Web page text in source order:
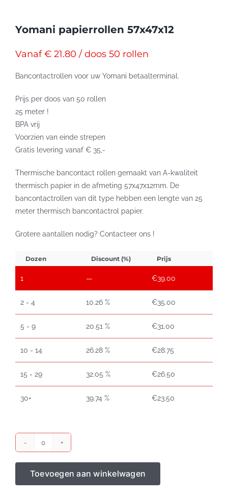
Yomani papierrollen 57x47x12
Vanaf € 21.80 / doos 50 rollen
Bancontactrollen voor uw Yomani betaalterminal.
Prijs per doos van 50 rollen
25 meter !
BPA vrij
Voorzien van einde strepen
Gratis levering vanaf € 35,-
Thermische bancontact rollen gemaakt van A-kwaliteit
thermisch papier in de afmeting 57x47x12mm. De
bancontactrollen van dit type hebben een lengte van 25
meter thermisch bancontactrol papier.
Grotere aantallen nodig? Contacteer ons !
Dozen Discount (%) Prijs
1 — €39.00
2 - 4 10.26 % €35.00
5 - 9 20.51 % €31.00
10 - 14 26.28 % €28.75
15 - 29 32.05 % €26.50
30+ 39.74 % €23.50
Yomani
papierrollen
57x47x12
aantal
Toevoegen aan winkelwagen